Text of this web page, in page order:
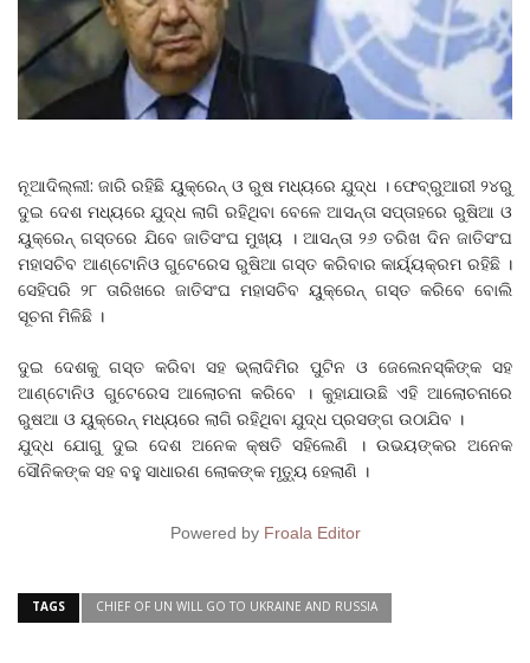
ନୂଆଦିଲ୍ଲୀ: ଜାରି ରହିଛି ୟୁକ୍ରେନ୍‌ ଓ ରୁଷ ମଧ୍ୟରେ ଯୁଦ୍ଧ । ଫେବ୍ରୁଆରୀ ୨୪ରୁ
ଦୁଇ ଦେଶ ମଧ୍ୟରେ ଯୁଦ୍ଧ ଲାଗି ରହିଥିବା ବେଳେ ଆସନ୍ତା ସପ୍ତାହରେ ରୁଷିଆ ଓ
ୟୁକ୍ରେନ୍‌ ଗସ୍ତରେ ଯିବେ ଜାତିସଂଘ ମୁଖ୍ୟ । ଆସନ୍ତା ୨୬ ତରିଖ ଦିନ ଜାତିସଂଘ
ମହାସଚିବ ଆ‌ଣ୍ଟୋନିଓ ଗୁଟେରେସ ରୁଷିଆ ଗସ୍ତ କରିବାର କାର୍ୟ୍ୟକ୍ରମ ରହିଛି ।
ସେହିପରି ୨୮ ତାରିଖରେ ଜାତିସଂଘ ମହାସଚିବ ୟୁକ୍ରେନ୍‌ ଗସ୍ତ କରିବେ ବୋଲି
ସୂଚନା ମିଳିଛି ।
ଦୁଇ ଦେଶକୁ ଗସ୍ତ କରିବା ସହ ଭ୍ଲାଦିମିର ପୁଟିନ ଓ ଜେଲେନସ୍କିଙ୍କ ସହ
ଆ‌ଣ୍ଟୋନିଓ ଗୁଟେରେସ ଆଲୋଚନା କରିବେ । କୁହାଯାଉଛି ଏହି ଆଲୋଚନାରେ
ରୁଷଆ ଓ ୟୁକ୍ରେନ୍‌ ମଧ୍ୟରେ ଲାଗି ରହିଥିବା ଯୁଦ୍ଧ ପ୍ରସଙ୍ଗ ଉଠାଯିବ ।
ଯୁଦ୍ଧ ଯୋଗୁ ଦୁଇ ଦେଶ ଅନେକ କ୍ଷତି ସହିଲେଣି । ଉଭୟଙ୍କର ଅନେକ
ସୌନିକଙ୍କ ସହ ବହୁ ସାଧାରଣ ଲୋକଙ୍କ ମୃତ୍ୟୁ ହେଲାଣି ।
Powered by Froala Editor
TAGS CHIEF OF UN WILL GO TO UKRAINE AND RUSSIA